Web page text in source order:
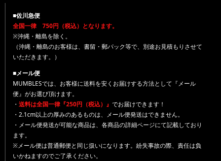
■佐川急便
全国一律 750円（税込）となります。
※沖縄・離島を除く。
（沖縄・離島のお客様は、書留・郵パック等で、別途お見積もりさせて
いただきます。）
■メール便
MUMBLESでは、お客様に送料を安くお届けする方法として『メール
便』がお選び頂けます。
・ 送料は全国一律『250円（税込）』 でお届けできます！
・2.1cm以上の厚みのあるものは、メール便発送はできません。
・メール便発送が可能な商品は、各商品の詳細ページにて記載しており
ます。
※メール便は普通郵便と同じ扱いになります。紛失事故の際、責任は負
いかねますのでご了承ください。